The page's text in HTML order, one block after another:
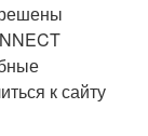
к сайту